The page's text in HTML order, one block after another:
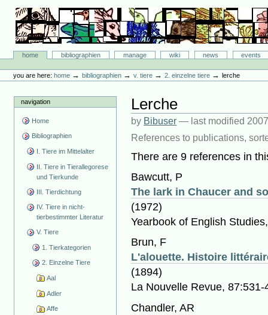
content.
navigation
Bibliographie-Portal
Sectionshome bibliographien manage wiki news
events
tools
you are here: home →bibliographien →v. tiere →2. einzelne tiere →lerche
navigation
Home
Bibliographien
I. Tiere im Mittelalter
II. Tiere in Tierallegorese
und Tierkunde
III. Tierdichtung
IV. Tiere in nicht-
tierbestimmter Literatur
V. Tiere
1. Tierkategorien
2. Einzelne Tiere
Aal
Adler
Affe
Lerche
by Bibuser — last modified
References to publications,
There are 9 references in
Bawcutt, P
The lark in Chaucer and
(1972)
Yearbook of English
Brun, F
L'alouette. Histoire
(1894)
La Nouvelle Revue, 87:531-
Chandler, AR